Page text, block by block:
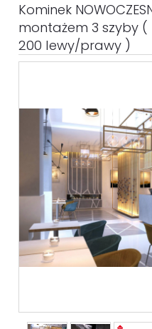
Kominek
montażem 3 szyby (
200 lewy/prawy )